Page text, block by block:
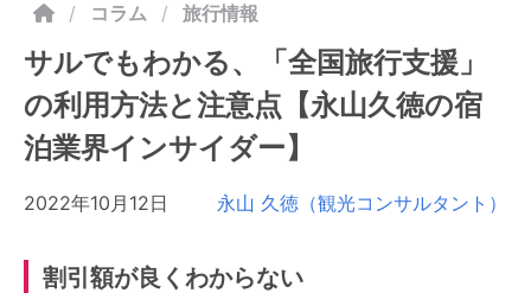
/ コラム 旅行情報
サルでもわかる、「全国旅行支援」
の利用方法と注意点【永山久徳の宿
泊業界インサイダー】
2022年10月12日 永山 久徳（観光コンサルタント）
割引額が良くわからない